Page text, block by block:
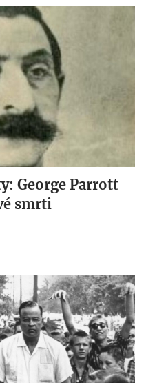
George Parrott
smrti